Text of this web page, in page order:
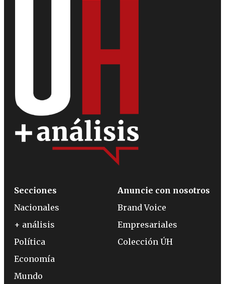
Secciones
Nacionales
+ análisis
Política
Economía
Mundo
Anuncie con nosotros
Brand Voice
Empresariales
Colección ÚH